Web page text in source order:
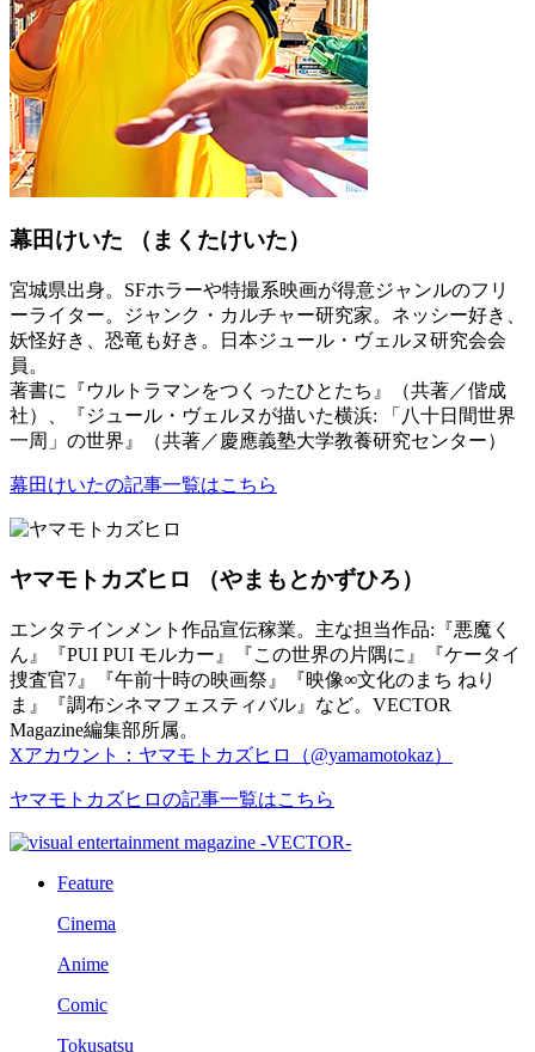
幕田けいた （まくたけいた）
宮城県出身。SFホラーや特撮系映画が得意ジャンルのフリ
ーライター。ジャンク・カルチャー研究家。ネッシー好き、
妖怪好き、恐竜も好き。日本ジュール・ヴェルヌ研究会会
員。
著書に『ウルトラマンをつくったひとたち』（共著／偕成
社）、『ジュール・ヴェルヌが描いた横浜: 「八十日間世界
一周」の世界』（共著／慶應義塾大学教養研究センター）
幕田けいたの記事一覧はこちら
ヤマモトカズヒロ （やまもとかずひろ）
エンタテインメント作品宣伝稼業。主な担当作品:『悪魔く
ん』『PUI PUI モルカー』『この世界の片隅に』『ケータイ
捜査官7』『午前十時の映画祭』『映像∞文化のまち ねり
ま』『調布シネマフェスティバル』など。VECTOR
Magazine編集部所属。
Xアカウント：ヤマモトカズヒロ（@yamamotokaz）
ヤマモトカズヒロの記事一覧はこちら
Feature
Cinema
Anime
Comic
Tokusatsu